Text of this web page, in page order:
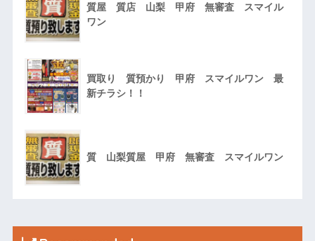
質屋 質店 山梨 甲府 無審査 スマイル
ワン
買取り 質預かり 甲府 スマイルワン 最
新チラシ！！
質 山梨質屋 甲府 無審査 スマイルワン